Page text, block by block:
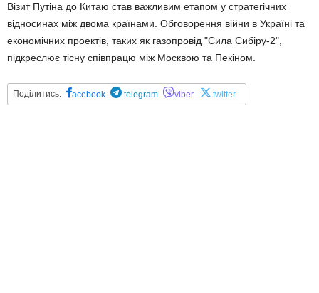
Візит Путіна до Китаю став важливим етапом у стратегічних
відносинах між двома країнами. Обговорення війни в Україні та
економічних проектів, таких як газопровід "Сила Сибіру-2",
підкреслює тісну співпрацю між Москвою та Пекіном.
Поділитись: acebook telegram viber twitter